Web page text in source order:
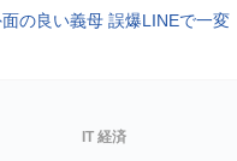
の良い義母 誤爆LINEで一変
IT 経済